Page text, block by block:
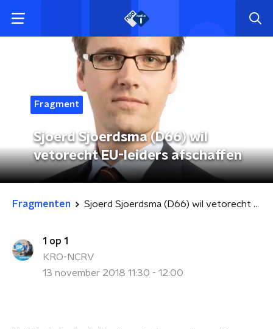
Fragment
Sjoerd Sjoerdsma (D66) wil
vetorecht EU-leiders afschaffen
Fragmenten Sjoerd Sjoerdsma (D66) wil vetorecht EU-leiders afschaffen
1 op 1
KRO-NCRV
13 november 2018 11:30 - 12:00